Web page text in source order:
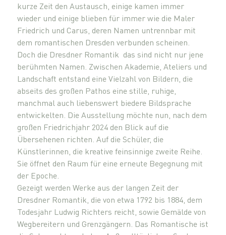
kurze Zeit den Austausch, einige kamen immer
wieder und einige blieben für immer wie die Maler
Friedrich und Carus, deren Namen untrennbar mit
dem romantischen Dresden verbunden scheinen.
Doch die Dresdner Romantik das sind nicht nur jene
berühmten Namen. Zwischen Akademie, Ateliers und
Landschaft entstand eine Vielzahl von Bildern, die
abseits des großen Pathos eine stille, ruhige,
manchmal auch liebenswert biedere Bildsprache
entwickelten. Die Ausstellung möchte nun, nach dem
großen Friedrichjahr 2024 den Blick auf die
Übersehenen richten. Auf die Schüler, die
Künstlerinnen, die kreative feinsinnige zweite Reihe.
Sie öffnet den Raum für eine erneute Begegnung mit
der Epoche.
Gezeigt werden Werke aus der langen Zeit der
Dresdner Romantik, die von etwa 1792 bis 1884, dem
Todesjahr Ludwig Richters reicht, sowie Gemälde von
Wegbereitern und Grenzgängern. Das Romantische ist